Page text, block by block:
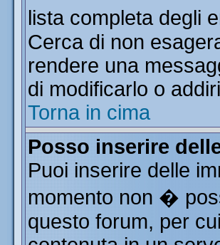
lista completa degli
Cerca di non
rendere una
di modificarlo o
Torna in cima
Posso inserire
Puoi inserire delle
momento non �
questo forum, per